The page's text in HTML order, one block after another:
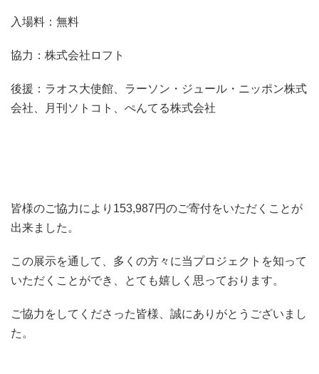
入場料：無料
協力：株式会社ロフト
後援：ラオス大使館、ラーソン・ジュール・ニッポン株式
会社、月刊ソトコト、ぺんてる株式会社
皆様のご協力により153,987円のご寄付をいただくことが
出来ました。
この展示を通して、多くの方々に当プロジェクトを知って
いただくことができ、とても嬉しく思っております。
ご協力をしてくださった皆様、誠にありがとうございまし
た。